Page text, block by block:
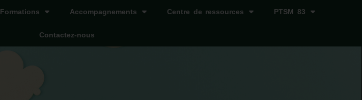
Formations Accompagnements Centre de ressources PTSM 83
Contactez-nous